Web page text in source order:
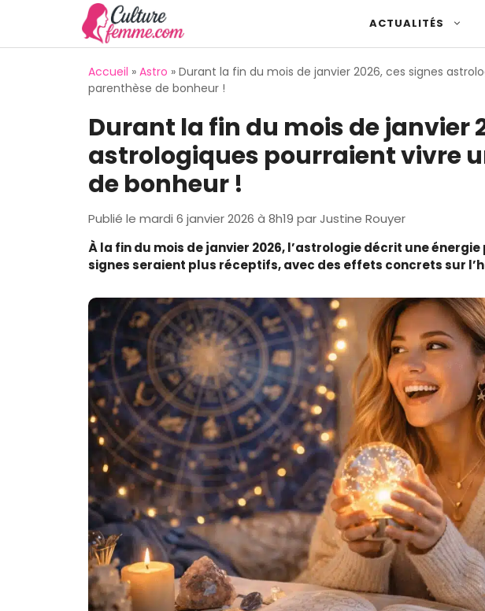
ACTUALITÉS
Accueil » Astro » Durant la fin du mois de janvier 2026, ces signes
parenthèse de bonheur !
Durant la fin du mois de janvier
astrologiques pourraient vivre
de bonheur !
Publié le mardi 6 janvier 2026 à 8h19 parJustine Rouyer
À la fin du mois de janvier 2026, l’astrologie décrit une
signes seraient plus réceptifs, avec des effets concrets sur